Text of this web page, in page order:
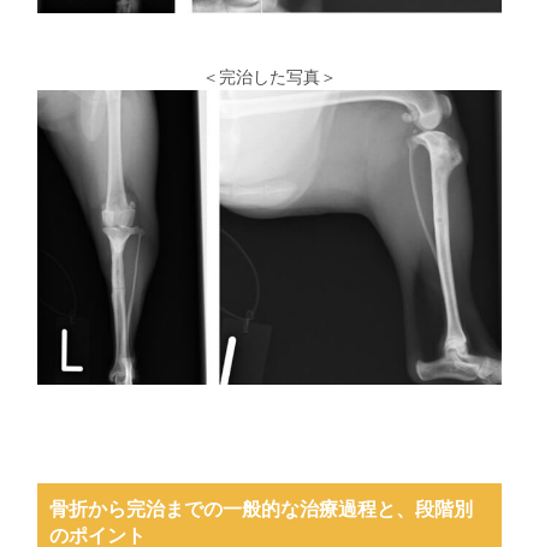
＜完治した写真＞
骨折から完治までの一般的な治療過程と、段階別
のポイント